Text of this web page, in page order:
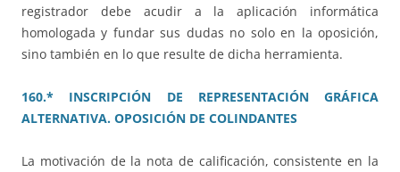
registrador debe acudir a la aplicación informática
homologada y fundar sus dudas no solo en la oposición,
sino también en lo que resulte de dicha herramienta.
160.* INSCRIPCIÓN DE REPRESENTACIÓN GRÁFICA
ALTERNATIVA. OPOSICIÓN DE COLINDANTES
La motivación de la nota de calificación, consistente en la